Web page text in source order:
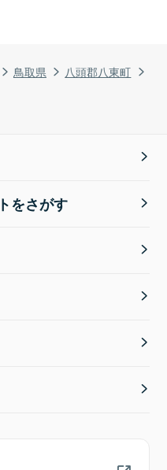
鳥取県
八頭郡八東町
をさがす